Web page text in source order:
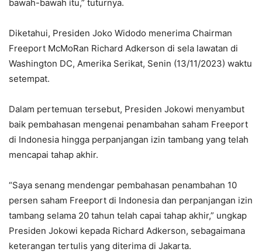
bawah-bawah itu,” tuturnya.
Diketahui, Presiden Joko Widodo menerima Chairman
Freeport McMoRan Richard Adkerson di sela lawatan di
Washington DC, Amerika Serikat, Senin (13/11/2023) waktu
setempat.
Dalam pertemuan tersebut, Presiden Jokowi menyambut
baik pembahasan mengenai penambahan saham Freeport
di Indonesia hingga perpanjangan izin tambang yang telah
mencapai tahap akhir.
“Saya senang mendengar pembahasan penambahan 10
persen saham Freeport di Indonesia dan perpanjangan izin
tambang selama 20 tahun telah capai tahap akhir,” ungkap
Presiden Jokowi kepada Richard Adkerson, sebagaimana
keterangan tertulis yang diterima di Jakarta.